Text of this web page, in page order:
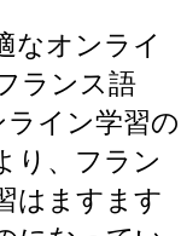
なオンライ
ランス語
イン学習の
り、フラン
はますます